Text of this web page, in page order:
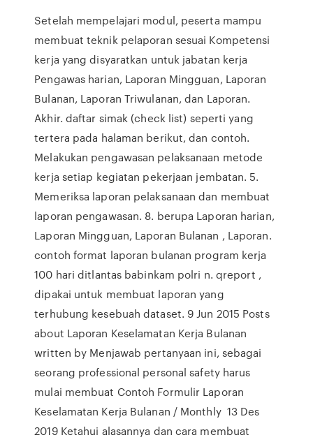
Setelah mempelajari modul, peserta mampu
membuat teknik pelaporan sesuai Kompetensi
kerja yang disyaratkan untuk jabatan kerja
Pengawas harian, Laporan Mingguan, Laporan
Bulanan, Laporan Triwulanan, dan Laporan.
Akhir. daftar simak (check list) seperti yang
tertera pada halaman berikut, dan contoh.
Melakukan pengawasan pelaksanaan metode
kerja setiap kegiatan pekerjaan jembatan. 5.
Memeriksa laporan pelaksanaan dan membuat
laporan pengawasan. 8. berupa Laporan harian,
Laporan Mingguan, Laporan Bulanan , Laporan.
contoh format laporan bulanan program kerja
100 hari ditlantas babinkam polri n. qreport ,
dipakai untuk membuat laporan yang
terhubung kesebuah dataset. 9 Jun 2015 Posts
about Laporan Keselamatan Kerja Bulanan
written by Menjawab pertanyaan ini, sebagai
seorang professional personal safety harus
mulai membuat Contoh Formulir Laporan
Keselamatan Kerja Bulanan / Monthly 13 Des
2019 Ketahui alasannya dan cara membuat